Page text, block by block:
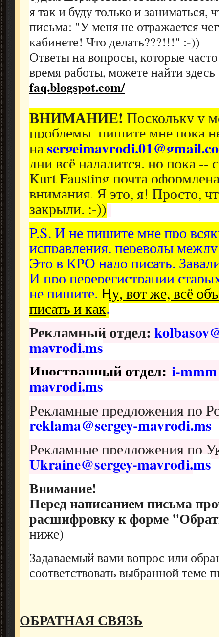
я так и буду только и заниматься,
письма: "У меня не отражается
кабинете! Что делать???!!!" :-))
Ответы на вопросы, которые
время работы, можете найти здесь
faq.blogspot.com/
ВНИМАНИЕ! Поскольку у
проблемы, пишите мне пока
на
дни всё наладится, но пока --
Kurt Fausting почта
внимания. Я это, я! Просто,
закрыли. :-))
P.S. И не пишите мне про
исправления, переводы
Это в КРО надо писать.
И про перерегистрации
не пишите. Ну, вот же, всё
писать и как.
Рекламный отдел:
mavrodi.ms
Иностранный отдел: i-
mavrodi.ms
Рекламные предложения по
reklama@sergey-mavrodi.ms
Рекламные предложения по
Ukraine@sergey-mavrodi.ms
Внимание!
Перед написанием письма
расшифровку к форме
ниже)
Задаваемый вами вопрос или
соответствовать выбранной теме
ОБРАТНАЯ СВЯЗЬ